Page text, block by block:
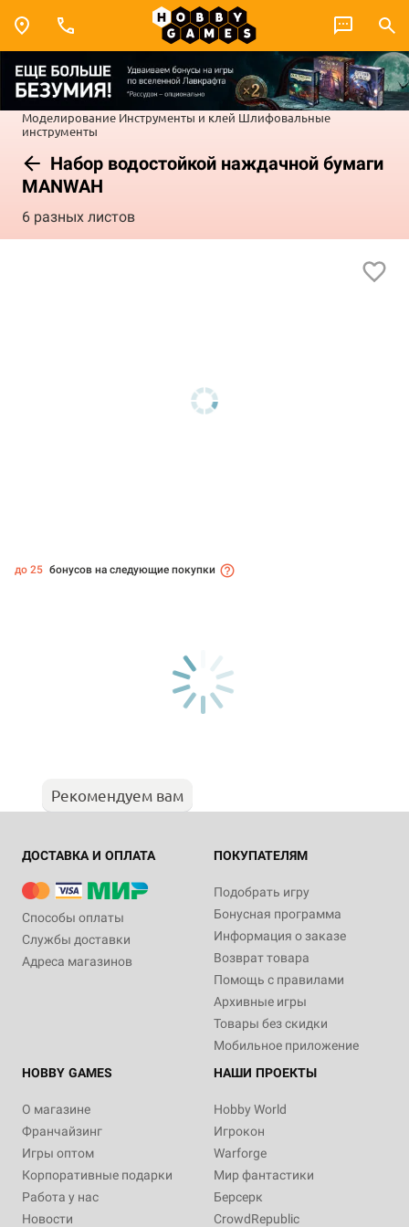
Моделирование Инструменты и клей Шлифовальные
инструменты
Набор водостойкой наждачной бумаги
MANWAH
6 разных листов
до 25 бонусов на следующие покупки
Рекомендуем вам
ДОСТАВКА И ОПЛАТА
Способы оплаты
Службы доставки
Адреса магазинов
ПОКУПАТЕЛЯМ
Подобрать игру
Бонусная программа
Информация о заказе
Возврат товара
Помощь с правилами
Архивные игры
Товары без скидки
Мобильное приложение
HOBBY GAMES
О магазине
Франчайзинг
Игры оптом
Корпоративные подарки
Работа у нас
Новости
НАШИ ПРОЕКТЫ
Hobby World
Игрокон
Warforge
Мир фантастики
Берсерк
CrowdRepublic